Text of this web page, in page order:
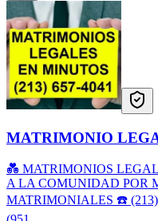
MATRIMONIO
💑 MATRIMONIOS
A LA COMUNIDAD POR
MATRIMONIALES ☎️